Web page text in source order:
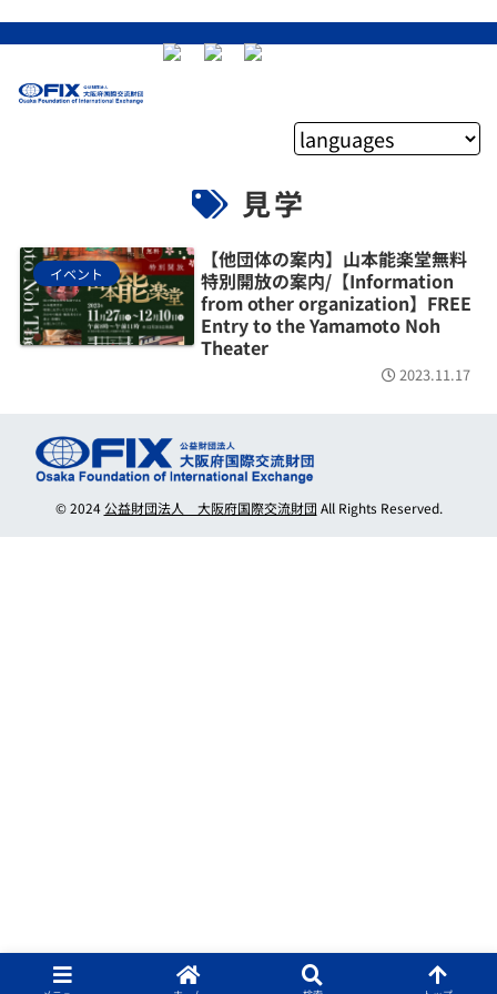
見学
イベント
【他団体の案内】山本能楽堂無料
特別開放の案内/【Information
from other organization】FREE
Entry to the Yamamoto Noh
Theater
2023.11.17
© 2024公益財団法人 大阪府国際交流財団 All Rights Reserved.